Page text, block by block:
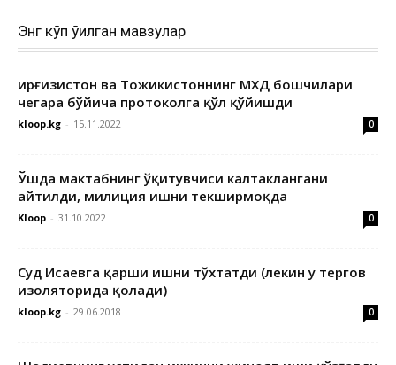
Энг кўп ўқилган мавзулар
Қирғизистон ва Тожикистоннинг МХДҚ бошчилари
чегара бўйича протоколга қўл қўйишди
kloop.kg - 15.11.2022 0
Ўшда мактабнинг ўқитувчиси калтаклангани
айтилди, милиция ишни текширмоқда
Kloop - 31.10.2022 0
Суд Исаевга қарши ишни тўхтатди (лекин у тергов
изоляторида қолади)
kloop.kg - 29.06.2018 0